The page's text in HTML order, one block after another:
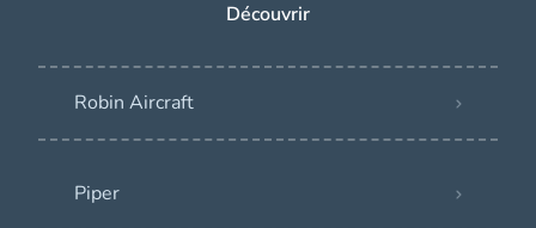
Découvrir
Robin Aircraft
Piper